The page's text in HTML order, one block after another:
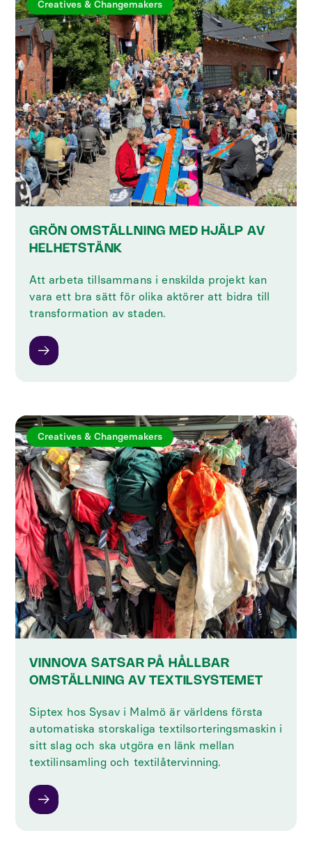
Creatives & Changemakers
GRÖN OMSTÄLLNING MED HJÄLP AV
HELHETSTÄNK
Att arbeta tillsammans i enskilda projekt kan
vara ett bra sätt för olika aktörer att bidra till
transformation av staden.
Creatives & Changemakers
VINNOVA SATSAR PÅ HÅLLBAR
OMSTÄLLNING AV TEXTILSYSTEMET
Siptex hos Sysav i Malmö är världens första
automatiska storskaliga textilsorteringsmaskin i
sitt slag och ska utgöra en länk mellan
textilinsamling och textilåtervinning.